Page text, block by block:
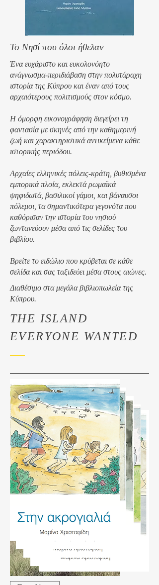
Το Νησί που όλοι ήθελαν
Ένα ευχάριστο και ευκολονόητο
ανάγνωσμα-περιδιάβαση στην πολυτάραχη
ιστορία της Κύπρου και έναν από τους
αρχαιότερους πολιτισμούς στον κόσμο.
Η όμορφη εικονογράφηση διεγείρει τη
φαντασία με σκηνές από την καθημερινή
ζωή και χαρακτηριστικά αντικείμενα κάθε
ιστορικής περιόδου.
Αρχαίες ελληνικές πόλεις-κράτη, βυθισμένα
εμπορικά πλοία, εκλεκτά ρωμαϊκά
ψηφιδωτά, βασιλικοί γάμοι, και βάναυσοι
πόλεμοι, τα σημαντικότερα γεγονότα που
καθόρισαν την ιστορία του νησιού
ζωντανεύουν μέσα από τις σελίδες του
βιβλίου.
Βρείτε το ειδώλιο που κρύβεται σε κάθε
σελίδα και σας ταξιδεύει μέσα στους αιώνες.
Διαθέσιμο στα μεγάλα βιβλιοπωλεία της
Κύπρου.
THE ISLAND
EVERYONE WANTED